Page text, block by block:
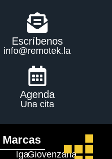
Escríbenos
info@remotek.la
Agenda
Una cita
Marcas
IgaGiovenzana